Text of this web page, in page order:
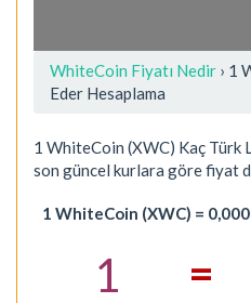
WhiteCoin Fiyatı Nedir › 1
Eder Hesaplama
1 WhiteCoin (XWC) Kaç Türk
son güncel kurlara göre fiyat
1 WhiteCoin (XWC) =
1
=